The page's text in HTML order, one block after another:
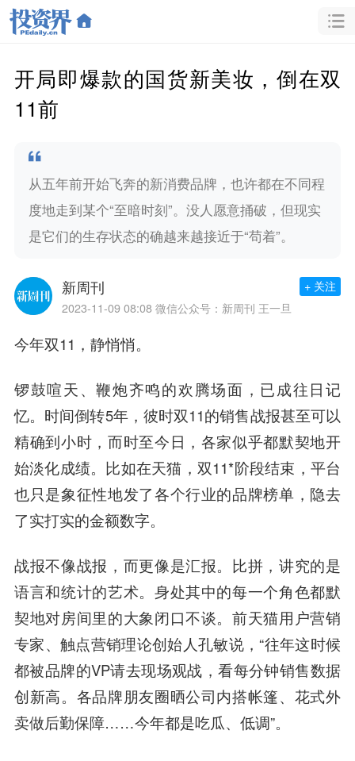
开局即爆款的国货新美妆，倒在双
11前
从五年前开始飞奔的新消费品牌，也许都在不同程
度地走到某个“至暗时刻”。没人愿意捅破，但现实
是它们的生存状态的确越来越接近于“苟着”。
新周刊
2023-11-09 08:08 微信公众号：新周刊 王一旦
+ 关注
今年双11，静悄悄。
锣鼓喧天、鞭炮齐鸣的欢腾场面，已成往日记
忆。时间倒转5年，彼时双11的销售战报甚至可以
精确到小时，而时至今日，各家似乎都默契地开
始淡化成绩。比如在天猫，双11*阶段结束，平台
也只是象征性地发了各个行业的品牌榜单，隐去
了实打实的金额数字。
战报不像战报，而更像是汇报。比拼，讲究的是
语言和统计的艺术。 身处其中的每一个角色都默
契地对房间里的大象闭口不谈。前天猫用户营销
专家、触点营销理论创始人孔敏说，“往年这时候
都被品牌的VP请去现场观战，看每分钟销售数据
创新高。各品牌朋友圈晒公司内搭帐篷、花式外
卖做后勤保障……今年都是吃瓜、低调”。